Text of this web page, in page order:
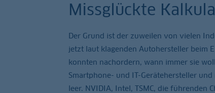
Missglückte
Der Grund ist der zuweilen von vielen
jetzt laut klagenden Autohersteller beim
konnten nachordern, wann immer sie
Smartphone- und IT-Gerätehersteller
leer. NVIDIA, Intel, TSMC, die führenden